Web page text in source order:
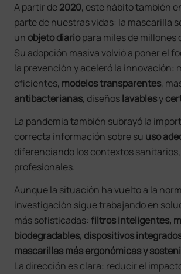
A partir de2020, este hábito también
parte de nuestras vidas: la mascarilla
un objeto diariopara miles de millones
Su adopción masiva volvió a poner el
la prevención y aceleró la innovación:
eficientes, modelos transparentes,
antibacterianas, diseñoslavablesy
La pandemia también subrayó la
correcta información sobre su uso
diferenciando los contextos
profesionales.
Aunque la situación ha vuelto a la
investigación sigue trabajando en
más sofisticadas: filtros inteligentes,
biodegradables, dispositivos
mascarillas más ergonómicas y
La dirección es clara: reducir el